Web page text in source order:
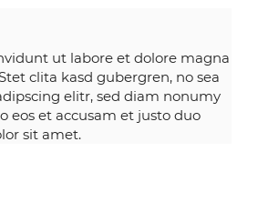
ut labore et dolore magna
clita kasd gubergren, no sea
elitr, sed diam nonumy
eos et accusam et justo duo
sit amet.